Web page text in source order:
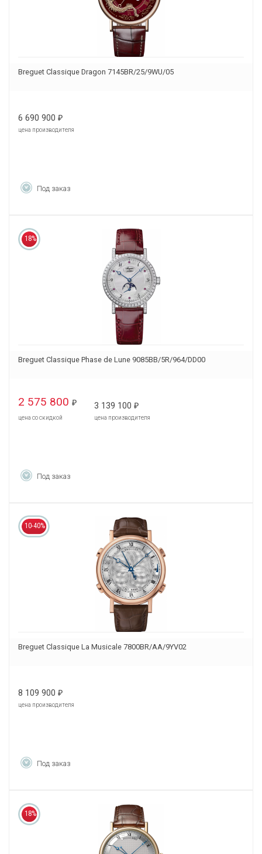
Breguet Classique Dragon 7145BR/25/9WU/05
6 690 900 ₽
цена производителя
Под заказ
18%
Breguet Classique Phase de Lune 9085BB/5R/964/DD00
2 575 800 ₽
цена со скидкой
3 139 100 ₽
цена производителя
Под заказ
10-40%
Breguet Classique La Musicale 7800BR/AA/9YV02
8 109 900 ₽
цена производителя
Под заказ
18%